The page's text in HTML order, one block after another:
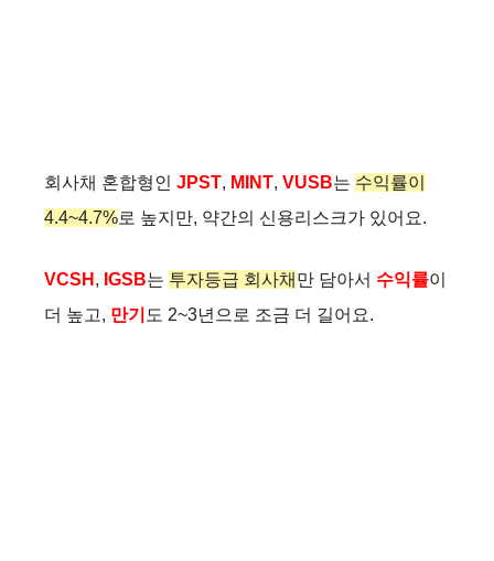
회사채 혼합형인 JPST, MINT, VUSB는 수익률이
4.4~4.7%로 높지만, 약간의 신용리스크가 있어요.
VCSH , IGSB는 투자등급 회사채 만 담아서 수익률이
더 높고, 만기 도 2~3년으로 조금 더 길어요.